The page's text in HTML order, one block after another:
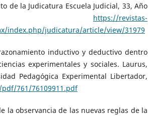
de la Judicatura Escuela Judicial, 33, Año
https://revistas-
index.php/judicatura/article/view/31979
inductivo y deductivo dentro
experimentales y sociales. Laurus,
Pedagógica Experimental Libertador,
761/76109911.pdf
la observancia de las nuevas reglas de la